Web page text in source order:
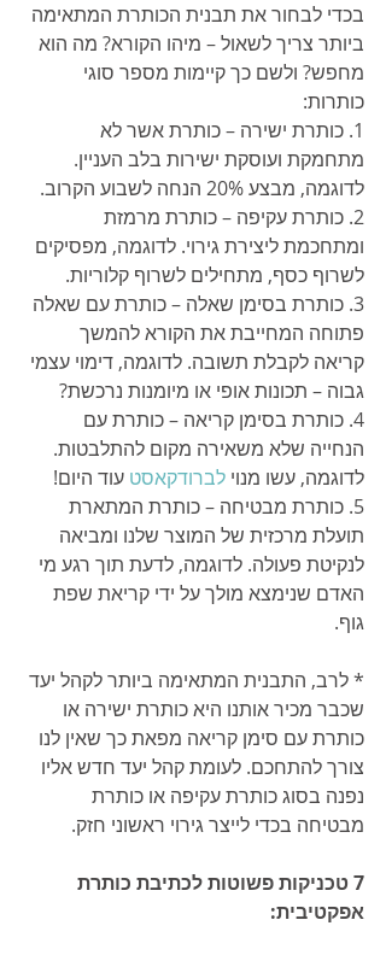
בכדי לבחור את תבנית הכותרת המתאימה
ביותר צריך לשאול – מיהו הקורא? מה הוא
מחפש? ולשם כך קיימות מספר סוגי
כותרות:
1. כותרת ישירה – כותרת אשר לא
מתחמקת ועוסקת ישירות בלב העניין.
לדוגמה, מבצע 20% הנחה לשבוע הקרוב.
2. כותרת עקיפה – כותרת מרמזת
ומתחכמת ליצירת גירוי. לדוגמה, מפסיקים
לשרוף כסף, מתחילים לשרוף קלוריות.
3. כותרת בסימן שאלה – כותרת עם שאלה
פתוחה המחייבת את הקורא להמשך
קריאה לקבלת תשובה. לדוגמה, דימוי עצמי
גבוה – תכונות אופי או מיומנות נרכשת?
4. כותרת בסימן קריאה – כותרת עם
הנחייה שלא משאירה מקום להתלבטות.
לדוגמה, עשו מנוי לברודקאסט עוד היום!
5. כותרת מבטיחה – כותרת המתארת
תועלת מרכזית של המוצר שלנו ומביאה
לנקיטת פעולה. לדוגמה, לדעת תוך רגע מי
האדם שנימצא מולך על ידי קריאת שפת
גוף.
* לרב, התבנית המתאימה ביותר לקהל יעד
שכבר מכיר אותנו היא כותרת ישירה או
כותרת עם סימן קריאה מפאת כך שאין לנו
צורך להתחכם. לעומת קהל יעד חדש אליו
נפנה בסוג כותרת עקיפה או כותרת
מבטיחה בכדי לייצר גירוי ראשוני חזק.
7 טכניקות פשוטות לכתיבת כותרת
אפקטיבית: